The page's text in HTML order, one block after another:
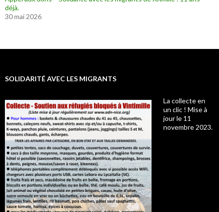
déjà.
30 mai 2026
SOLIDARITÉ AVEC LES MIGRANTS
La collecte en
un clic ! Mise à
jour le 11
novembre 2023.